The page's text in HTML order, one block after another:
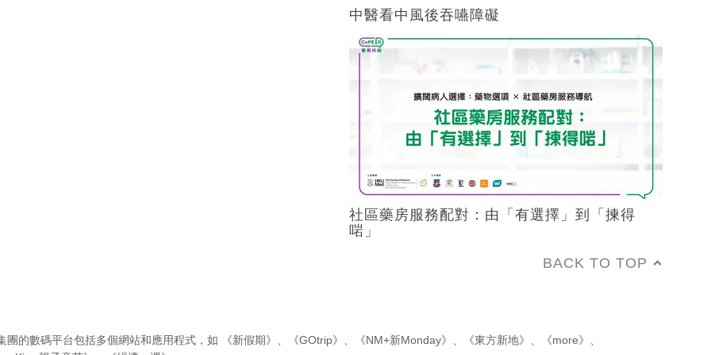
中醫看中風後吞嚥障礙
社區藥房服務配對：由「有選擇」到「揀得
啱」
BACK TO TOP
團的數碼平台包括多個網站和應用程式，如 《新假期》 、 《GOtrip》 、 《NM+新Monday》 、 《東方新地》 、 《more》 、